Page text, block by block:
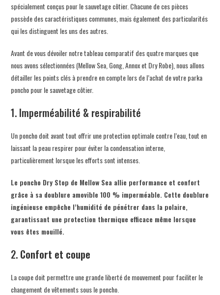
spécialement conçus pour le sauvetage côtier. Chacune de ces pièces
possède des caractéristiques communes, mais également des particularités
qui les distinguent les uns des autres.
Avant de vous dévoiler notre tableau comparatif des quatre marques que
nous avons sélectionnées (Mellow Sea, Gong, Annox et Dry Robe), nous allons
détailler les points clés à prendre en compte lors de l’achat de votre parka
poncho pour le sauvetage côtier.
1. Imperméabilité & respirabilité
Un poncho doit avant tout offrir une protection optimale contre l’eau, tout en
laissant la peau respirer pour éviter la condensation interne,
particulièrement lorsque les efforts sont intenses.
Le poncho Dry Stop de Mellow Sea allie performance et confort
grâce à sa doublure amovible 100 % imperméable. Cette doublure
ingénieuse empêche l’humidité de pénétrer dans la polaire,
garantissant une protection thermique efficace même lorsque
vous êtes mouillé.
2. Confort et coupe
La coupe doit permettre une grande liberté de mouvement pour faciliter le
changement de vêtements sous le poncho.